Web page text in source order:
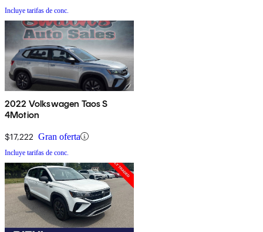
Incluye tarifas de conc.
2022 Volkswagen Taos S
4Motion
$17,222 Gran oferta
Incluye tarifas de conc.